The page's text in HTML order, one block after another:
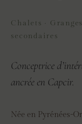
Chalets ·
secondaires
Conceptrice
ancrée en Capcir.
Née en Pyrénées-